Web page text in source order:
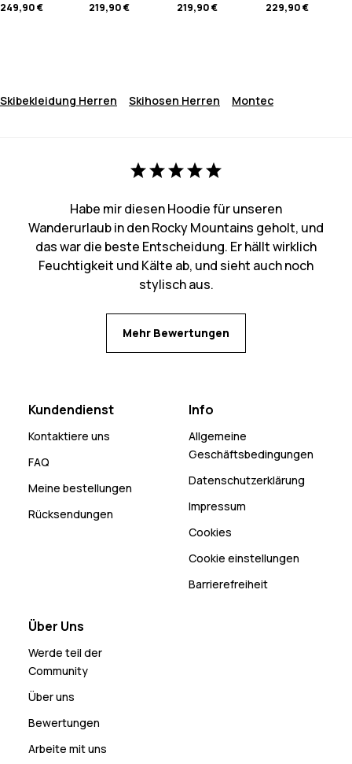
249,90 €
219,90 €
219,90 €
229,90 €
Skibekleidung Herren Skihosen Herren Montec
Habe mir diesen Hoodie für unseren
Wanderurlaub in den Rocky Mountains geholt, und
das war die beste Entscheidung. Er hällt wirklich
Feuchtigkeit und Kälte ab, und sieht auch noch
stylisch aus.
Mehr Bewertungen
Kundendienst
Kontaktiere uns
FAQ
Meine bestellungen
Rücksendungen
Info
Allgemeine
Geschäftsbedingungen
Datenschutzerklärung
Impressum
Cookies
Cookie einstellungen
Barrierefreiheit
Über Uns
Werde teil der
Community
Über uns
Bewertungen
Arbeite mit uns